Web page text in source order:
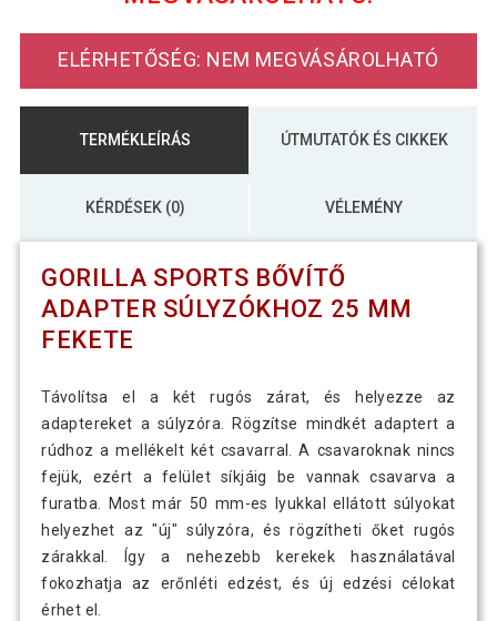
ELÉRHETŐSÉG: NEM MEGVÁSÁROLHATÓ
TERMÉKLEÍRÁS ÚTMUTATÓK ÉS CIKKEK
KÉRDÉSEK (0) VÉLEMÉNY
GORILLA SPORTS BŐVÍTŐ
ADAPTER SÚLYZÓKHOZ 25 MM
FEKETE
Távolítsa el a két rugós zárat, és helyezze az
adaptereket a súlyzóra. Rögzítse mindkét adaptert a
rúdhoz a mellékelt két csavarral. A csavaroknak nincs
fejük, ezért a felület síkjáig be vannak csavarva a
furatba. Most már 50 mm-es lyukkal ellátott súlyokat
helyezhet az "új" súlyzóra, és rögzítheti őket rugós
zárakkal. Így a nehezebb kerekek használatával
fokozhatja az erőnléti edzést, és új edzési célokat
érhet el.